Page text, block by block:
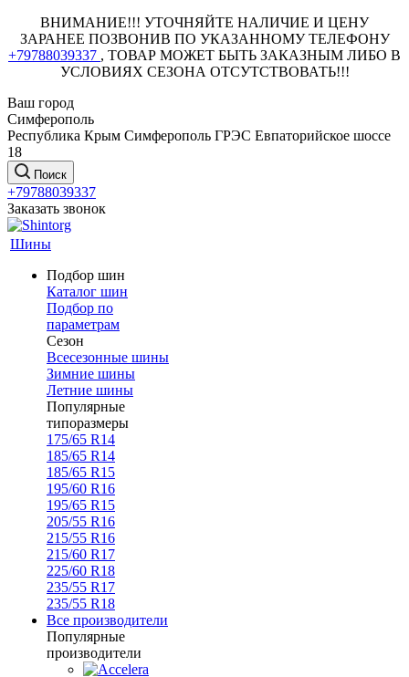
ВНИМАНИЕ!!! УТОЧНЯЙТЕ НАЛИЧИЕ И ЦЕНУ
ЗАРАНЕЕ ПОЗВОНИВ ПО УКАЗАННОМУ ТЕЛЕФОНУ
+79788039337 , ТОВАР МОЖЕТ БЫТЬ ЗАКАЗНЫМ ЛИБО В
УСЛОВИЯХ СЕЗОНА ОТСУТСТВОВАТЬ!!!
Ваш город
Симферополь
Республика Крым Симферополь ГРЭС Евпаторийское шоссе
18
Поиск
+79788039337
Заказать звонок
Шины
Подбор шин
Каталог шин
Подбор по
параметрам
Сезон
Всесезонные шины
Зимние шины
Летние шины
Популярные
типоразмеры
175/65 R14
185/65 R14
185/65 R15
195/60 R16
195/65 R15
205/55 R16
215/55 R16
215/60 R17
225/60 R18
235/55 R17
235/55 R18
Все производители
Популярные
производители